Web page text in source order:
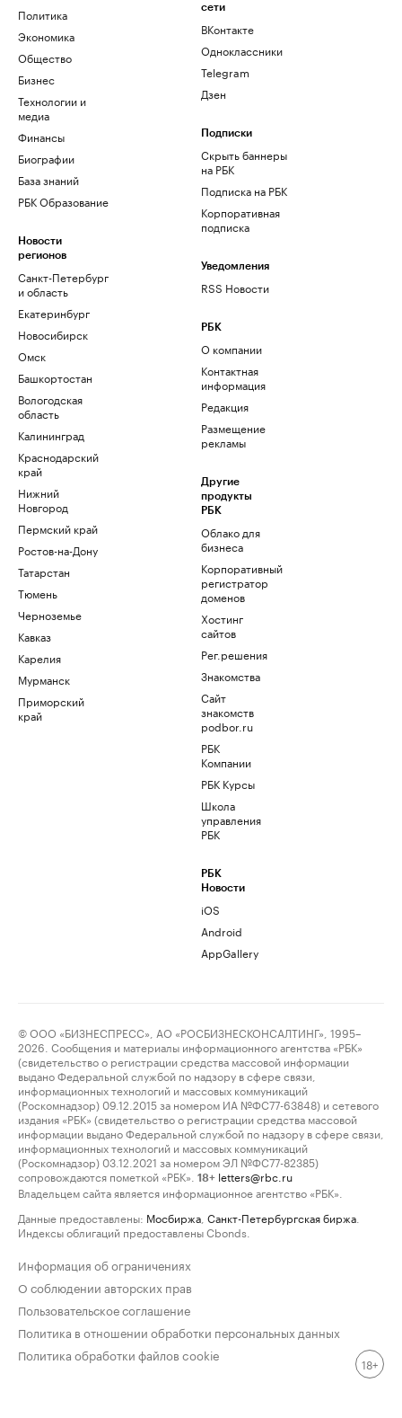
Политика
Экономика
Общество
Бизнес
Технологии и
медиа
Финансы
Биографии
База знаний
РБК Образование
Новости
регионов
Санкт-Петербург
и область
Екатеринбург
Новосибирск
Омск
Башкортостан
Вологодская
область
Калининград
Краснодарский
край
Нижний
Новгород
Пермский край
Ростов-на-Дону
Татарстан
Тюмень
Черноземье
Кавказ
Карелия
Мурманск
Приморский
край
сети
ВКонтакте
Одноклассники
Telegram
Дзен
Подписки
Скрыть баннеры
на РБК
Подписка на РБК
Корпоративная
подписка
Уведомления
RSS Новости
РБК
О компании
Контактная
информация
Редакция
Размещение
рекламы
Другие
продукты
РБК
Облако для
бизнеса
Корпоративный
регистратор
доменов
Хостинг
сайтов
Рег.решения
Знакомства
Сайт
знакомств
podbor.ru
РБК
Компании
РБК Курсы
Школа
управления
РБК
РБК
Новости
iOS
Android
AppGallery
© ООО «БИЗНЕСПРЕСС», АО «РОСБИЗНЕСКОНСАЛТИНГ», 1995–
2026. Сообщения и материалы информационного агентства «РБК»
(свидетельство о регистрации средства массовой информации
выдано Федеральной службой по надзору в сфере связи,
информационных технологий и массовых коммуникаций
(Роскомнадзор) 09.12.2015 за номером ИА №ФС77-63848) и сетевого
издания «РБК» (свидетельство о регистрации средства массовой
информации выдано Федеральной службой по надзору в сфере связи,
информационных технологий и массовых коммуникаций
(Роскомнадзор) 03.12.2021 за номером ЭЛ №ФС77-82385)
сопровождаются пометкой «РБК».
18+ letters@rbc.ru
Владельцем сайта является информационное агентство «РБК».
Данные предоставлены: Мосбиржа Санкт-Петербургская биржа
Индексы облигаций предоставлены Cbonds.
Информация об ограничениях
О соблюдении авторских прав
Пользовательское соглашение
Политика в отношении обработки персональных данных
Политика обработки файлов cookie
18+